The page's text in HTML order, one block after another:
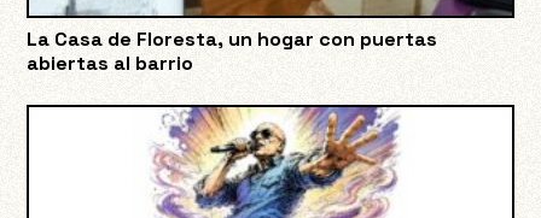
La Casa de Floresta, un hogar con puertas
abiertas al barrio